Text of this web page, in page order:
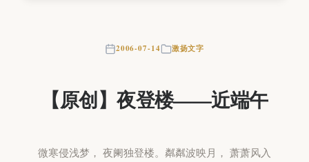
2006-07-14 激扬文字
【原创】夜登楼——近端午
微寒侵浅梦， 夜阑独登楼。粼粼波映月， 萧萧风入